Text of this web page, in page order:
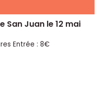
San Juan le 12 mai
Entrée : 8€